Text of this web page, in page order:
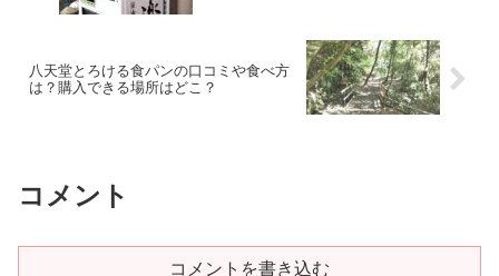
八天堂とろける食パンの口コミや食べ方
は？購入できる場所はどこ？
コメント
コメントを書き込む